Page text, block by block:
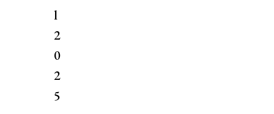
l
2
0
2
5